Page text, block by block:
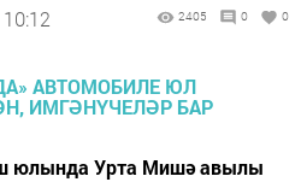
2405 0 0
юлында Урта Мишә авылы